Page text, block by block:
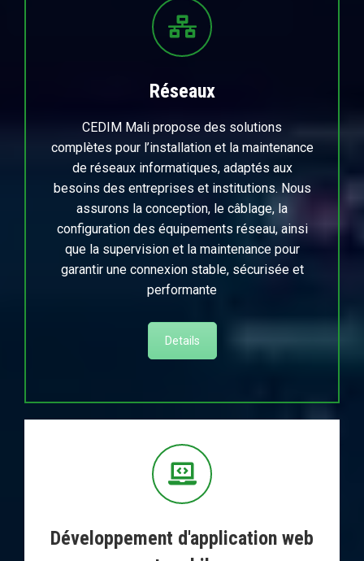
Réseaux
CEDIM Mali propose des solutions
complètes pour l’installation et la maintenance
de réseaux informatiques, adaptés aux
besoins des entreprises et institutions. Nous
assurons la conception, le câblage, la
configuration des équipements réseau, ainsi
que la supervision et la maintenance pour
garantir une connexion stable, sécurisée et
performante
Details
Développement d'application web